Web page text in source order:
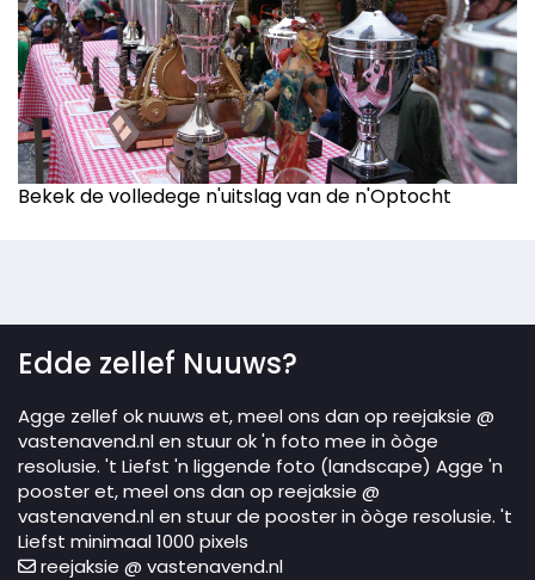
Bekek de volledege n'uitslag van de n'Optocht
Edde zellef Nuuws?
Agge zellef ok nuuws et, meel ons dan op reejaksie @
vastenavend.nl en stuur ok 'n foto mee in òòge
resolusie. 't Liefst 'n liggende foto (landscape) Agge 'n
pooster et, meel ons dan op reejaksie @
vastenavend.nl en stuur de pooster in òòge resolusie. 't
Liefst minimaal 1000 pixels
reejaksie @ vastenavend.nl